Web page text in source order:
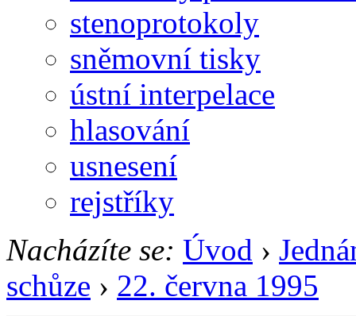
stenoprotokoly
sněmovní tisky
ústní interpelace
hlasování
usnesení
rejstříky
Nacházíte se: Úvod ›
schůze › 22. června 1995